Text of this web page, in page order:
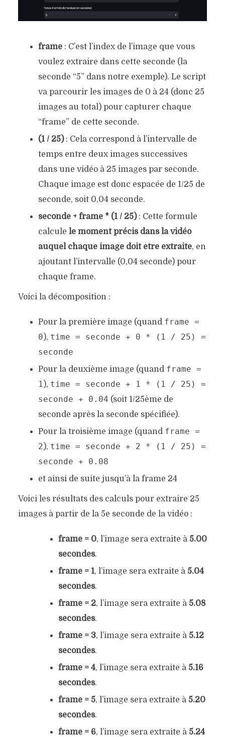
frame: C’est l’index de l’image que vous
voulez extraire dans cette seconde (la
seconde “5” dans notre exemple). Le script
va parcourir les images de 0 à 24 (donc 25
images au total) pour capturer chaque
“frame” de cette seconde.
(1 / 25): Cela correspond à l’intervalle de
temps entre deux images successives
dans une vidéo à 25 images par seconde.
Chaque image est donc espacée de 1/25 de
seconde, soit 0,04 seconde.
seconde + frame * (1 / 25): Cette formule
calcule le moment précis dans la vidéo
auquel chaque image doit être extraite, en
ajoutant l’intervalle (0,04 seconde) pour
chaque frame.
Voici la décomposition :
Pour la première image (quand frame =
0), time = seconde + 0 * (1 / 25) =
seconde
Pour la deuxième image (quand frame =
1 ), time = seconde + 1 * (1 / 25) =
seconde + 0.04 (soit 1/25ème de
seconde après la seconde spécifiée).
Pour la troisième image (quand frame =
2), time = seconde + 2 * (1 / 25) =
seconde + 0.08
et ainsi de suite jusqu’à la frame 24
Voici les résultats des calculs pour extraire 25
images à partir de la 5e seconde de la vidéo :
frame = 0, l’image sera extraite à 5.00
secondes.
frame = 1, l’image sera extraite à 5.04
secondes.
frame = 2, l’image sera extraite à 5.08
secondes.
frame = 3, l’image sera extraite à 5.12
secondes.
frame = 4, l’image sera extraite à 5.16
secondes.
frame = 5, l’image sera extraite à 5.20
secondes.
frame = 6, l’image sera extraite à 5.24